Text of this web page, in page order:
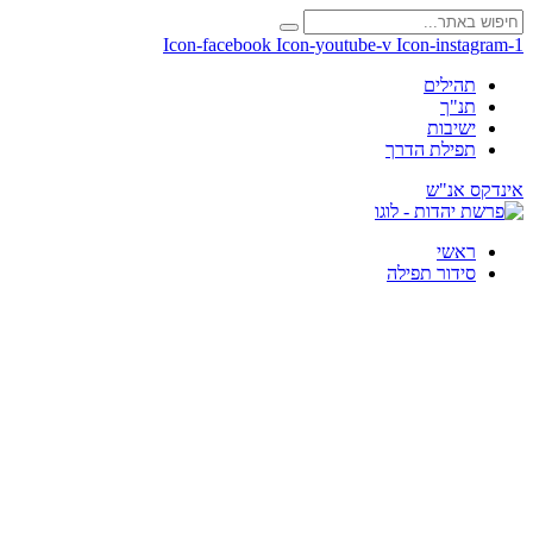
Icon-facebook Icon-youtube-v Icon-instagram-1
תהילים
תנ"ך
ישיבות
תפילת הדרך
אינדקס אנ"ש
ראשי
סידור תפילה